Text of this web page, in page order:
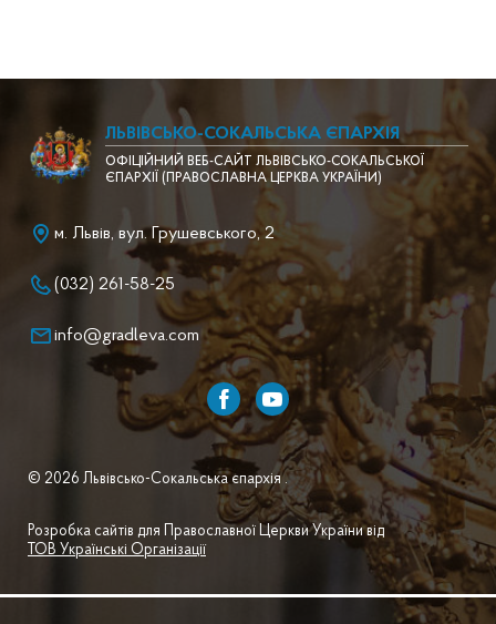
ЛЬВІВСЬКО-СОКАЛЬСЬКА ЄПАРХІЯ
ОФІЦІЙНИЙ ВЕБ-САЙТ ЛЬВІВСЬКО-СОКАЛЬСЬКОЇ
ЄПАРХІЇ (ПРАВОСЛАВНА ЦЕРКВА УКРАЇНИ)
м. Львів, вул. Грушевського, 2
(032) 261-58-25
info@gradleva.com
© 2026 Львівсько-Сокальська єпархія .
Розробка сайтів для Православної Церкви України від
ТОВ Українські Організації